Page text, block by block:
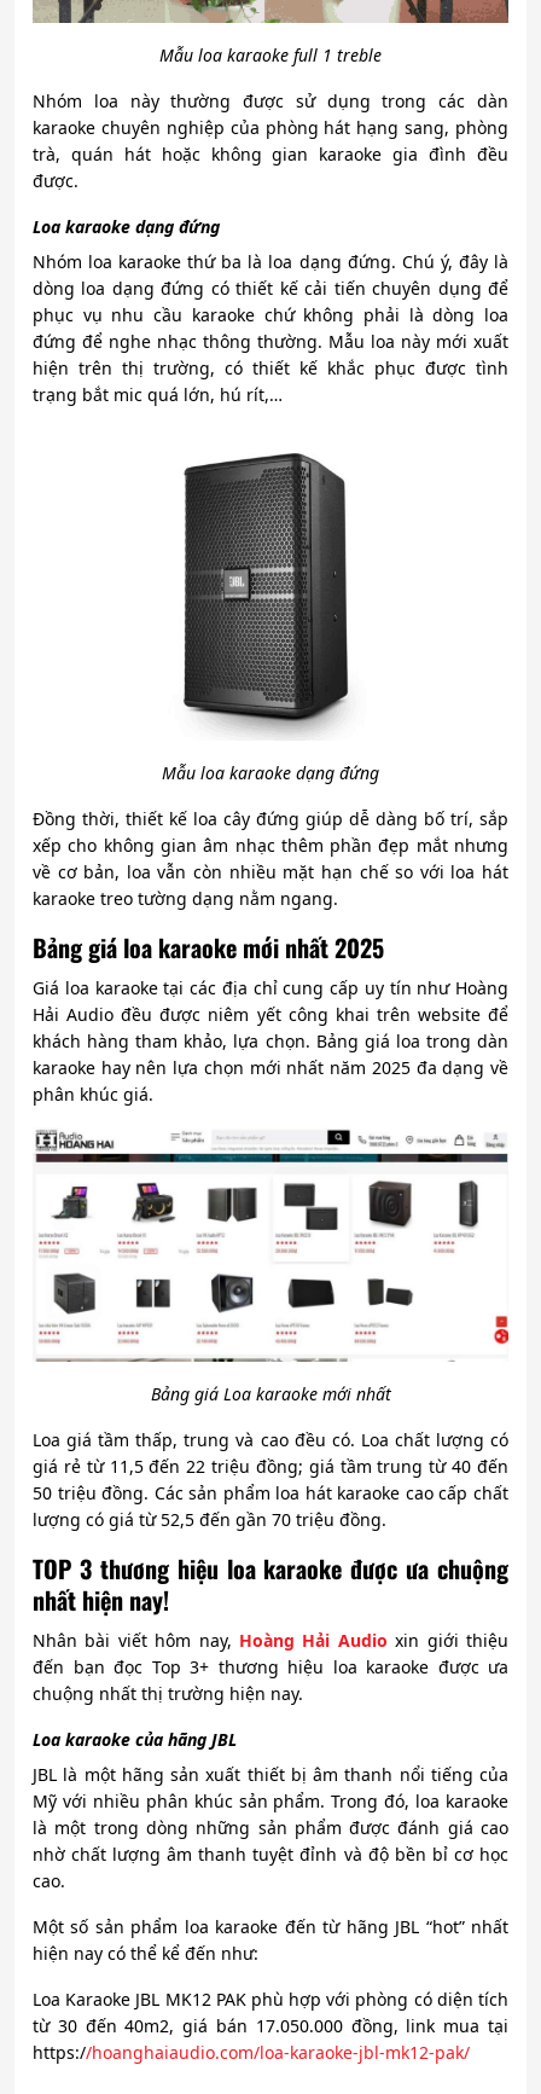
Mẫu loa karaoke full 1 treble
Nhóm loa này thường được sử dụng trong các dàn
karaoke chuyên nghiệp của phòng hát hạng sang, phòng
trà, quán hát hoặc không gian karaoke gia đình đều
được.
Loa karaoke dạng đứng
Nhóm loa karaoke thứ ba là loa dạng đứng. Chú ý, đây là
dòng loa dạng đứng có thiết kế cải tiến chuyên dụng để
phục vụ nhu cầu karaoke chứ không phải là dòng loa
đứng để nghe nhạc thông thường. Mẫu loa này mới xuất
hiện trên thị trường, có thiết kế khắc phục được tình
trạng bắt mic quá lớn, hú rít,…
Mẫu loa karaoke dạng đứng
Đồng thời, thiết kế loa cây đứng giúp dễ dàng bố trí, sắp
xếp cho không gian âm nhạc thêm phần đẹp mắt nhưng
về cơ bản, loa vẫn còn nhiều mặt hạn chế so với loa hát
karaoke treo tường dạng nằm ngang.
Bảng giá loa karaoke mới nhất 2025
Giá loa karaoke tại các địa chỉ cung cấp uy tín như Hoàng
Hải Audio đều được niêm yết công khai trên website để
khách hàng tham khảo, lựa chọn. Bảng giá loa trong dàn
karaoke hay nên lựa chọn mới nhất năm 2025 đa dạng về
phân khúc giá.
Bảng giá Loa karaoke mới nhất
Loa giá tầm thấp, trung và cao đều có. Loa chất lượng có
giá rẻ từ 11,5 đến 22 triệu đồng; giá tầm trung từ 40 đến
50 triệu đồng. Các sản phẩm loa hát karaoke cao cấp chất
lượng có giá từ 52,5 đến gần 70 triệu đồng.
TOP 3 thương hiệu loa karaoke được ưa chuộng
nhất hiện nay!
Nhân bài viết hôm nay, Hoàng Hải Audio xin giới thiệu
đến bạn đọc Top 3+ thương hiệu loa karaoke được ưa
chuộng nhất thị trường hiện nay.
Loa karaoke của hãng JBL
JBL là một hãng sản xuất thiết bị âm thanh nổi tiếng của
Mỹ với nhiều phân khúc sản phẩm. Trong đó, loa karaoke
là một trong dòng những sản phẩm được đánh giá cao
nhờ chất lượng âm thanh tuyệt đỉnh và độ bền bỉ cơ học
cao.
Một số sản phẩm loa karaoke đến từ hãng JBL “hot” nhất
hiện nay có thể kể đến như:
Loa Karaoke JBL MK12 PAK phù hợp với phòng có diện tích
từ 30 đến 40m2, giá bán 17.050.000 đồng, link mua tại
https://hoanghaiaudio.com/loa-karaoke-jbl-mk12-pak/